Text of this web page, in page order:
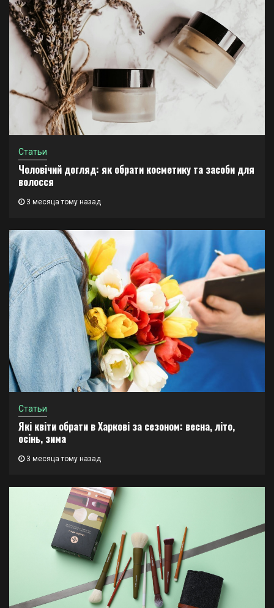
Статьи
Чоловічий догляд: як обрати косметику та засоби для
волосся
3 месяца тому назад
Статьи
Які квіти обрати в Харкові за сезоном: весна, літо,
осінь, зима
3 месяца тому назад